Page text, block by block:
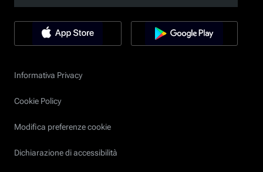
Informativa Privacy
Cookie Policy
Modifica preferenze cookie
Dichiarazione di accessibilità